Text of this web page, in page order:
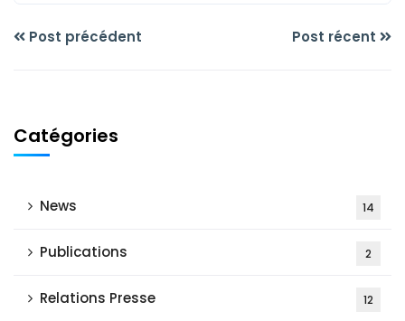
Post précédent Post récent
Catégories
News 14
Publications 2
Relations Presse 12